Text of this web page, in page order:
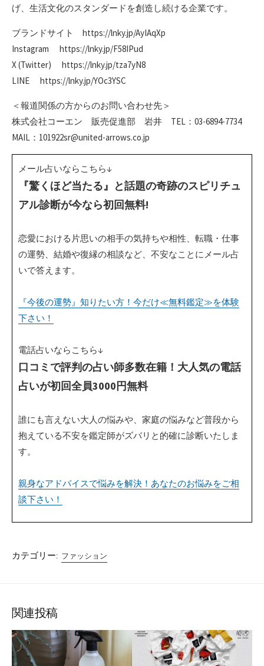
げ、生活文化のスタンダードを創造し続ける企業です。
ブランドサイト https://lnky.jp/AyIAqXp
Instagram https://lnky.jp/F58IPud
X (Twitter) https://lnky.jp/tza7yN8
LINE https://lnky.jp/YOc3YSC
＜報道関係の方からのお問い合わせ先＞
株式会社コーエン 販売促進部 岩井 TEL：03-6894-7734
MAIL：101922sr@united-arrows.co.jp
メール占いならこちら↓
『驚くほど当たる』と話題の奇跡のスピリチュ
アル診断が今なら初回無料!
恋愛における片思いの相手の気持ちや相性、転職・仕事
の運勢、結婚や復縁の相談など、不安なことにメール占
いで答えます。
『今後の運勢』知りたい方！今だけ≪無料鑑定≫を体験
下さい！
電話占いならこちら↓
口コミで評判の占い師多数在籍！大人気の電話
占いが初回全員3000円無料
誰にも言えない大人の悩みや、家庭の悩みなど普段から
抱えている不安を鑑定師がズバリと的確に診断いたしま
す。
親身なアドバイスで悩みを解決！あなたのお悩みをご相
談下さい！
カテゴリー: ファッション
関連投稿